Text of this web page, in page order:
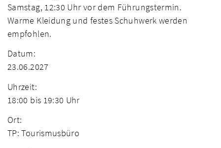
Samstag, 12:30 Uhr vor dem Führungstermin.
Warme Kleidung und festes Schuhwerk werden
empfohlen.
Datum:
23.06.2027
Uhrzeit:
18:00 bis 19:30 Uhr
Ort:
TP: Tourismusbüro